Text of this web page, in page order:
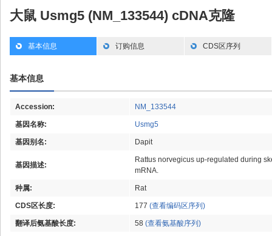
大鼠 Usmg5 (NM_133544) cDNA克隆
基本信息 订购信息 CDS区序列
基本信息
Accession: NM_133544
基因名称: Usmg5
基因别名: Dapit
基因描述:
Rattus norvegicus up-regulated during
mRNA.
种属: Rat
CDS区长度: 177 (查看编码区序列)
翻译后氨基酸长度: 58 (查看氨基酸序列)